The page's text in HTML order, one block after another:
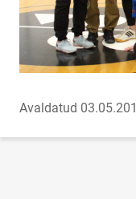
Avaldatud